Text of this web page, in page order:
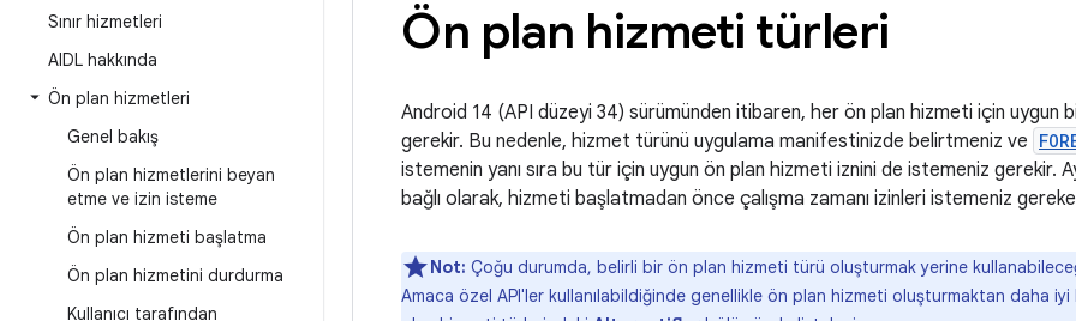
Sınır hizmetleri
AIDL hakkında
Ön plan hizmetleri
Genel bakış
Ön plan hizmetlerini beyan
etme ve izin isteme
Ön plan hizmeti başlatma
Ön plan hizmetini durdurma
Kullanıcı tarafından
Ön plan hizmeti türleri
Android 14 (API düzeyi 34) sürümünden itibaren, her ön plan hizmeti için uygun
gerekir. Bu nedenle, hizmet türünü uygulama manifestinizde belirtmeniz ve
istemenin yanı sıra bu tür için uygun ön plan hizmeti iznini de istemeniz gerekir.
bağlı olarak, hizmeti başlatmadan önce çalışma zamanı izinleri istemeniz
Not: Çoğu durumda, belirli bir ön plan hizmeti türü oluşturmak yerine
Amaca özel API'ler kullanılabildiğinde genellikle ön plan hizmeti oluşturmaktan daha